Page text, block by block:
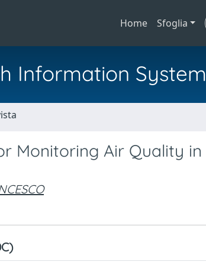
Home Sfoglia
Information System
Monitoring Air Quality in